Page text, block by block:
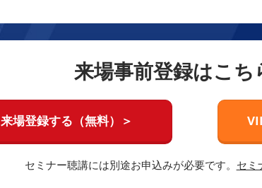
来場事前登録はこち
来場登録する（無料）＞
セミナー聴講には別途お申込みが必要です。 セミ